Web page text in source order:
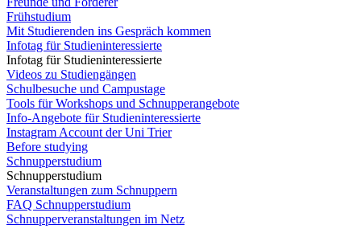
Frühstudium
Mit Studierenden ins Gespräch kommen
Infotag für Studieninteressierte
Infotag für Studieninteressierte
Videos zu Studiengängen
Schulbesuche und Campustage
Tools für Workshops und Schnupperangebote
Info-Angebote für Studieninteressierte
Instagram Account der Uni Trier
Before studying
Schnupperstudium
Schnupperstudium
Veranstaltungen zum Schnuppern
FAQ Schnupperstudium
Schnupperveranstaltungen im Netz